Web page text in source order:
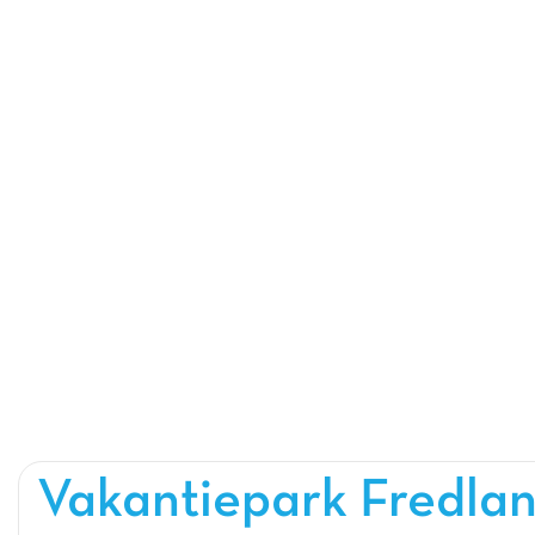
Vakantiepark